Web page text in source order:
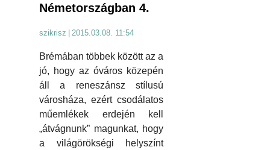
Németországban 4.
szikrisz | 2015.03.08. 11:54
Brémában többek között az a
jó, hogy az óváros közepén
áll a reneszánsz stílusú
városháza, ezért csodálatos
műemlékek erdején kell
„átvágnunk” magunkat, hogy
a világörökségi helyszínt